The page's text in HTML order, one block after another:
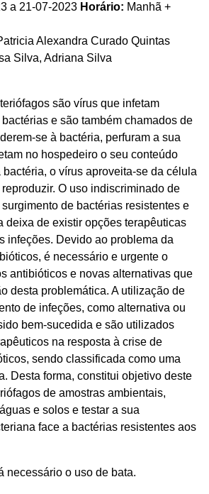
a 21-07-2023 Horário: Manhã +
Alexandra Curado Quintas
Silva, Adriana Silva
são vírus que infetam
e são também chamados de
se à bactéria, perfuram a sua
no hospedeiro o seu conteúdo
o vírus aproveita-se da célula
O uso indiscriminado de
de bactérias resistentes e
deixa de existir opções terapêuticas
infeções. Devido ao problema da
é necessário e urgente o
antibióticos e novas alternativas que
desta problemática. A utilização de
de infeções, como alternativa ou
bem-sucedida e são utilizados
na resposta à crise de
sendo classificada como uma
Desta forma, constitui objetivo deste
de amostras ambientais,
e solos e testar a sua
face a bactérias resistentes aos
necessário o uso de bata.